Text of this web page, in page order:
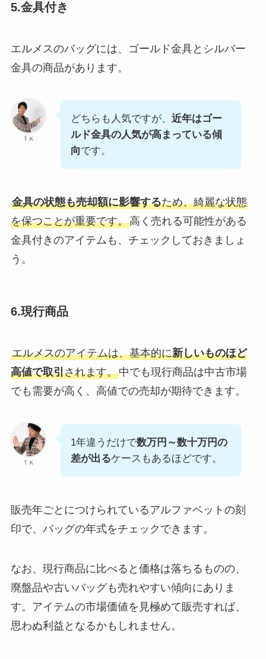
5.金具付き
エルメスのバッグには、ゴールド金具とシルバー
金具の商品があります。
ＴＫ
どちらも人気ですが、 近年はゴー
ルド金具の人気が高まっている傾
向です。
金具の状態も売却額に影響するため、綺麗な状態
を保つことが重要です。高く売れる可能性がある
金具付きのアイテムも、チェックしておきましょ
う。
6.現行商品
エルメスのアイテムは、基本的に新しいものほど
高値で取引されます。中でも現行商品は中古市場
でも需要が高く、高値での売却が期待できます。
ＴＫ
1年違うだけで数万円～数十万円の
差が出るケースもあるほどです。
販売年ごとにつけられているアルファベットの刻
印で、バッグの年式をチェックできます。
なお、現行商品に比べると価格は落ちるものの、
廃盤品や古いバッグも売れやすい傾向にありま
す。アイテムの市場価値を見極めて販売すれば、
思わぬ利益となるかもしれません。